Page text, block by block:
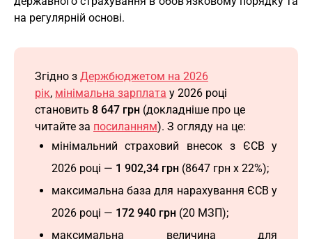
на регулярній основі.
Згідно з Держбюджетом на 2026
рік, мінімальна зарплата у 2026 році
становить 8 647 грн (докладніше про це
читайте за посиланням). З огляду на це:
мінімальний страховий внесок з ЄСВ у
2026 році — 1 902,34 грн (8647 грн х 22%);
максимальна база для нарахування ЄСВ у
2026 році — 172 940 грн (20 МЗП);
максимальна величина для